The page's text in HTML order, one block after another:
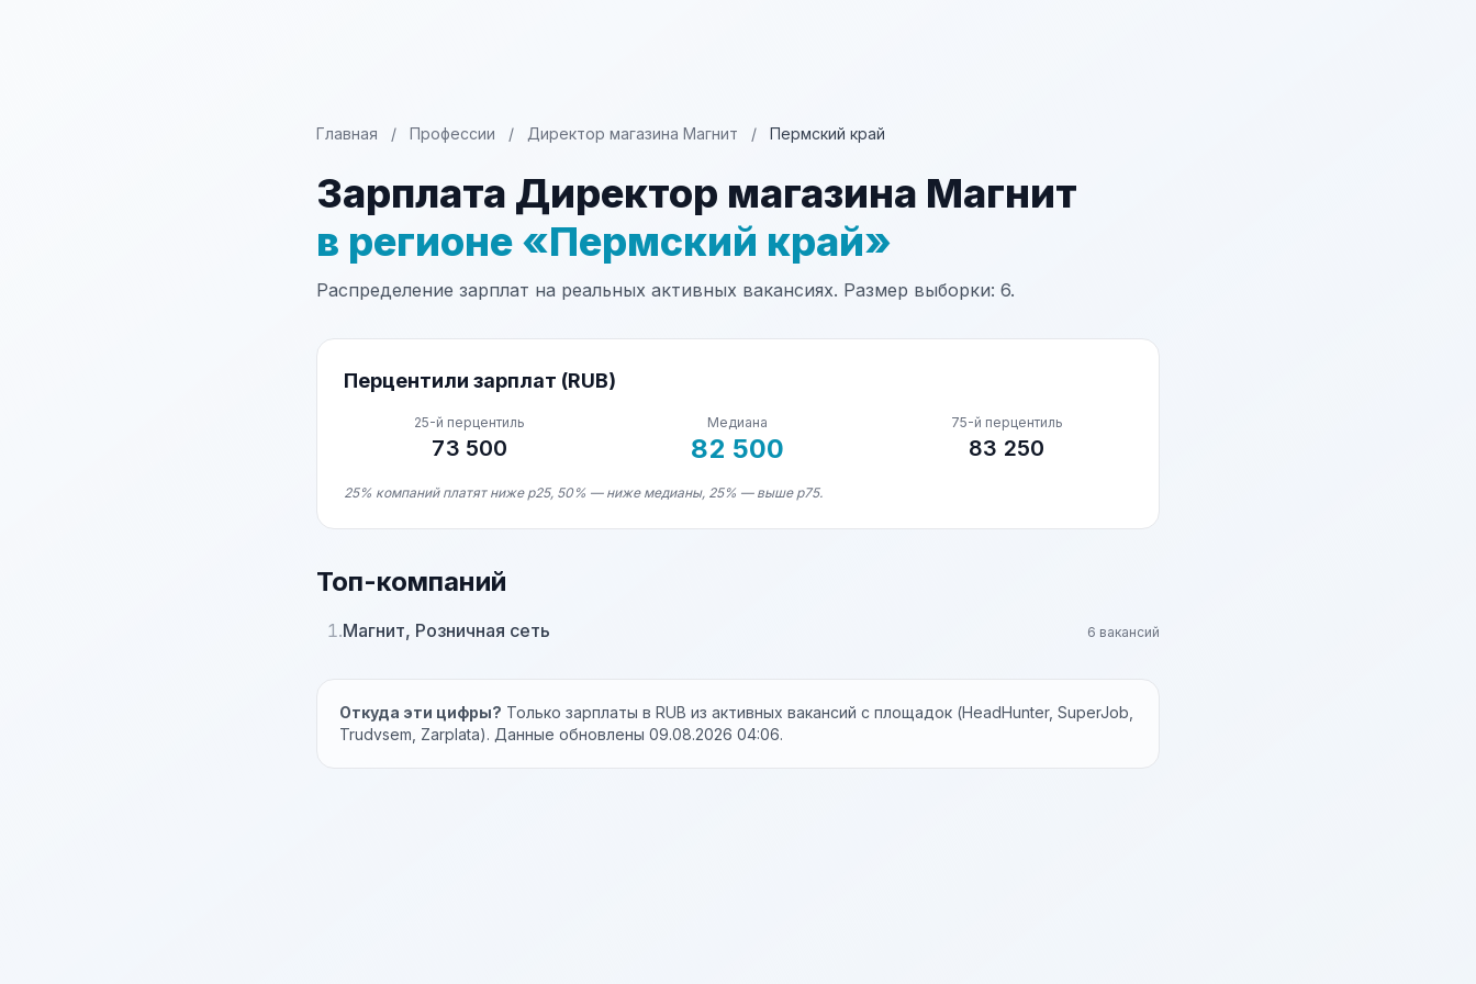
Главная / Профессии / Директор магазина Магнит / Пермский край
Зарплата Директор магазина Магнит
в регионе «Пермский край»
Распределение зарплат на реальных активных вакансиях. Размер выборки: 6.
Перцентили зарплат (RUB)
25-й перцентиль
73 500
Медиана
82 500
75-й перцентиль
83 250
25% компаний платят ниже p25, 50% — ниже медианы, 25% — выше p75.
Топ-компаний
1.Магнит, Розничная сеть 6 вакансий
Откуда эти цифры? Только зарплаты в RUB из активных вакансий с площадок (HeadHunter, SuperJob,
Trudvsem, Zarplata). Данные обновлены 09.08.2026 04:06.